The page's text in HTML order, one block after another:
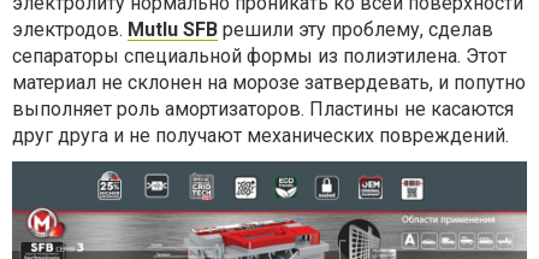
электродов. Mutlu SFB решили эту проблему, сделав
сепараторы специальной формы из полиэтилена. Этот
материал не склонен на морозе затвердевать, и попутно
выполняет роль амортизаторов. Пластины не касаются
друг друга и не получают механических повреждений.